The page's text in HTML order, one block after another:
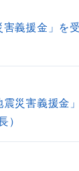
害義援金」を
震災害義援金
）